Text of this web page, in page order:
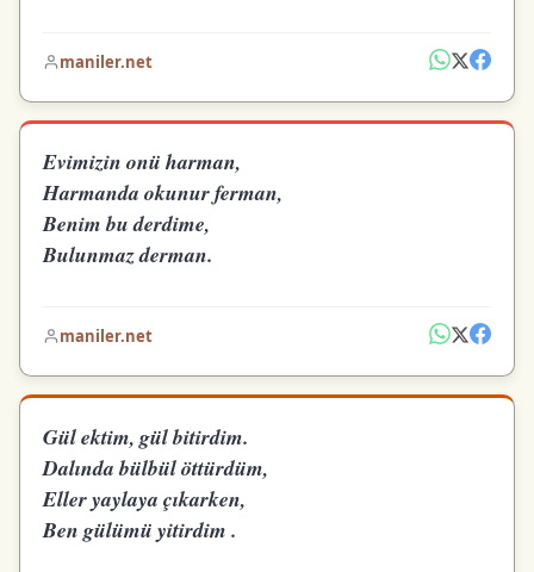
maniler.net
Evimizin onü harman,
Harmanda okunur ferman,
Benim bu derdime,
Bulunmaz derman.
maniler.net
Gül ektim, gül bitirdim.
Dalında bülbül öttürdüm,
Eller yaylaya çıkarken,
Ben gülümü yitirdim .